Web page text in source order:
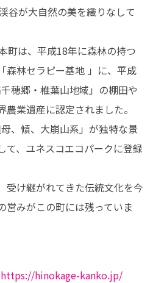
谷が大自然の美を織りなして
町は、平成18年に森林の持つ
森林セラピー基地 」に、平成
穂郷・椎葉山地域」の棚田や
業遺産に認定されました。
、傾、大崩山系」が独特な景
て、ユネスコエコパークに登録
受け継がれてきた伝統文化を今
営みがこの町には残っていま
https://hinokage-kanko.jp/